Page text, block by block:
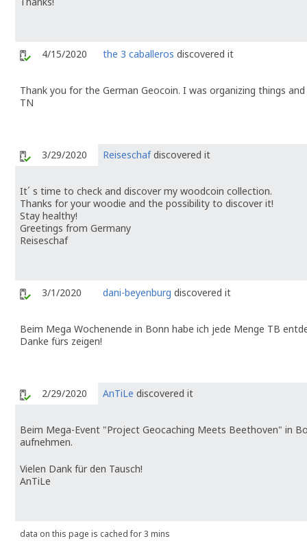
4/15/2020 the 3 caballeros discovered it
Thank you for the German Geocoin. I was organizing things
TN
3/29/2020 Reiseschafdiscovered it
It´ s time to check and discover my woodcoin collection.
Thanks for your woodie and the possibility to discover it!
Stay healthy!
Greetings from Germany
Reiseschaf
3/1/2020 dani-beyenburg discovered it
Beim Mega Wochenende in Bonn habe ich jede Menge TB
Danke fürs zeigen!
2/29/2020 AnTiLe discovered it
Beim Mega-Event "Project Geocaching Meets Beethoven" in
aufnehmen.
Vielen Dank für den Tausch!
AnTiLe
data on this page is cached for 3 mins